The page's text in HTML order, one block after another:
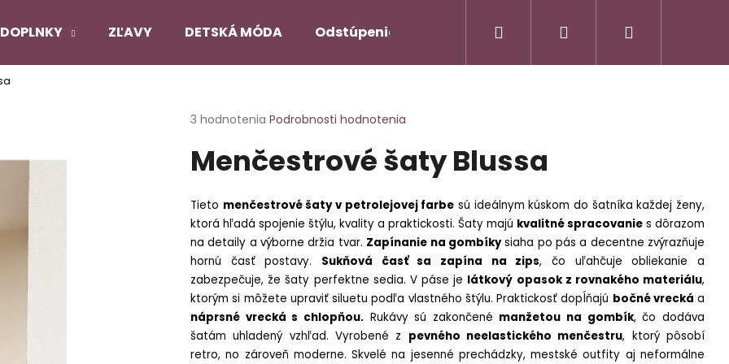
DOPLNKY ZĽAVY DETSKÁ MÓDA Odstúpenie od zmluvy/Vrátenie tovaru Napíšte nám
Hľadať Prihlásenie
Priemerné
produktu
je
5
hviezdičiek.
3 hodnotenia Podrobnosti hodnotenia
Menčestrové šaty Blussa
Tieto menčestrové šaty v petrolejovej farbe sú ideálnym kúskom do šatníka každej ženy,
ktorá hľadá spojenie štýlu, kvality a praktickosti. Šaty majú kvalitné spracovanie s dôrazom
na detaily a výborne držia tvar. Zapínanie na gombíkysiaha po pás a decentne zvýrazňuje
hornú časť postavy. Sukňová časť sa zapína na zips, čo uľahčuje obliekanie a
zabezpečuje, že šaty perfektne sedia. V páse je látkový opasok z rovnakého materiálu,
ktorým si môžete upraviť siluetu podľa vlastného štýlu. Praktickosť dopĺňajú bočné vrecká a
náprsné vrecká s chlopňou.Rukávy sú zakončené manžetou na gombík, čo dodáva
šatám uhladený vzhľad. Vyrobené z pevného neelastického menčestru, ktorý pôsobí
retro, no zároveň moderne. Skvelé na jesenné prechádzky, mestské outfity aj neformálne
Čo potrebujete nájsť?
HĽADAŤ
Nasledujúce
PANČUCHY NUENO
€12,90
SATÉNOVÝ PYŽAMOVÝ TROJKOMPLET -
ČIERNY
€22,90
Pôvodne:€27,90